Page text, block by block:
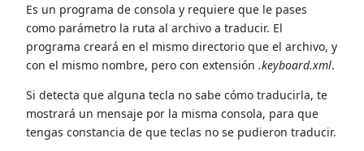
Es un programa de consola y requiere que le pases
como parámetro la ruta al archivo a traducir. El
programa creará en el mismo directorio que el archivo, y
con el mismo nombre, pero con extensión .keyboard.xml.
Si detecta que alguna tecla no sabe cómo traducirla, te
mostrará un mensaje por la misma consola, para que
tengas constancia de que teclas no se pudieron traducir.